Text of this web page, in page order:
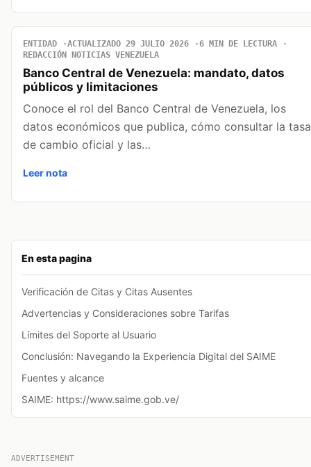
En esta pagina
Verificación de Citas y Citas Ausentes
Advertencias y Consideraciones sobre Tarifas
Límites del Soporte al Usuario
Conclusión: Navegando la Experiencia Digital del SAIME
Fuentes y alcance
SAIME: https://www.saime.gob.ve/
ENTIDAD ACTUALIZADO 29 JULIO 2026
6 MIN DE LECTURA
REDACCIÓN NOTICIAS VENEZUELA
Banco Central de Venezuela: mandato, datos
públicos y limitaciones
Conoce el rol del Banco Central de Venezuela, los
datos económicos que publica, cómo consultar la tasa
de cambio oficial y las…
Leer nota
ADVERTISEMENT